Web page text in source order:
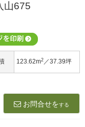
山675
123.62m2 ／37.39坪
お問合せをする